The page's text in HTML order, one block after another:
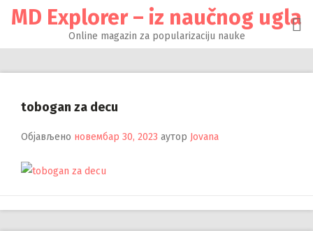
MD Explorer – iz naučnog ugla
Online magazin za popularizaciju nauke
tobogan za decu
Објављено новембар 30, 2023 аутор Jovana